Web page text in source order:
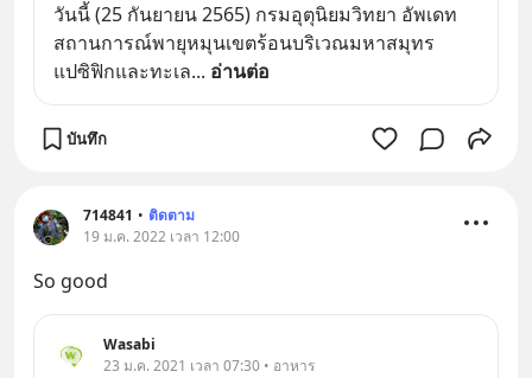
วันนี้ (25 กันยายน 2565) กรมอุตุนิยมวิทยา อัพเดท
สถานการณ์พายุหมุนเขตร้อนบริเวณมหาสมุทร
แปซิฟิกและทะเล... อ่านต่อ
บันทึก
714841 • ติดตาม
19 ม.ค. 2022 เวลา 12:00
So good
Wasabi
23 ม.ค. 2021 เวลา 07:30 • อาหาร